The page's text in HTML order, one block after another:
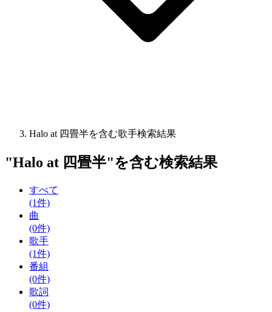
Halo at 四畳半を含む歌手検索結果
"Halo at 四畳半"を含む検索結果
すべて
(1件)
曲
(0件)
歌手
(1件)
番組
(0件)
歌詞
(0件)